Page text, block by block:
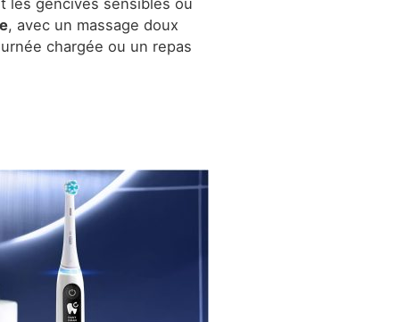
, avec un massage doux
chargée ou un repas